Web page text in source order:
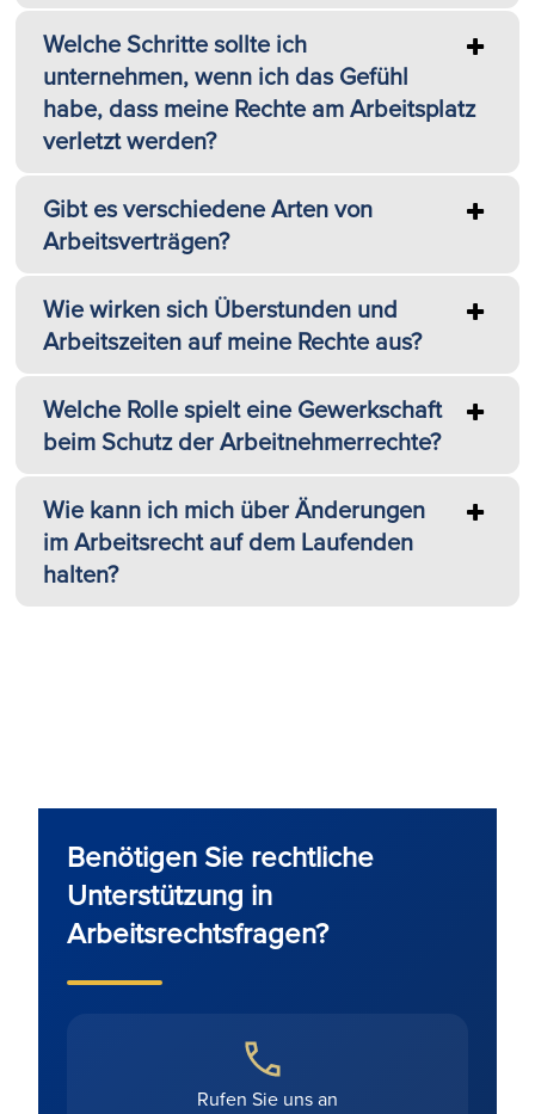
Welche Schritte sollte ich
unternehmen, wenn ich das Gefühl
habe, dass meine Rechte am Arbeitsplatz
verletzt werden?
Gibt es verschiedene Arten von
Arbeitsverträgen?
Wie wirken sich Überstunden und
Arbeitszeiten auf meine Rechte aus?
Welche Rolle spielt eine Gewerkschaft
beim Schutz der Arbeitnehmerrechte?
Wie kann ich mich über Änderungen
im Arbeitsrecht auf dem Laufenden
halten?
Benötigen Sie rechtliche
Unterstützung in
Arbeitsrechtsfragen?
Rufen Sie uns an